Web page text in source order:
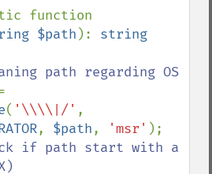
$path ): string
path regarding OS
( '\\\\|/'
, $path, 'msr' );
if path start with a